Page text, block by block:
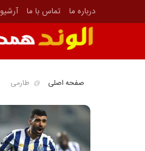
درباره ما تماس با ما آرشیو
صفحه اصلی طارمی